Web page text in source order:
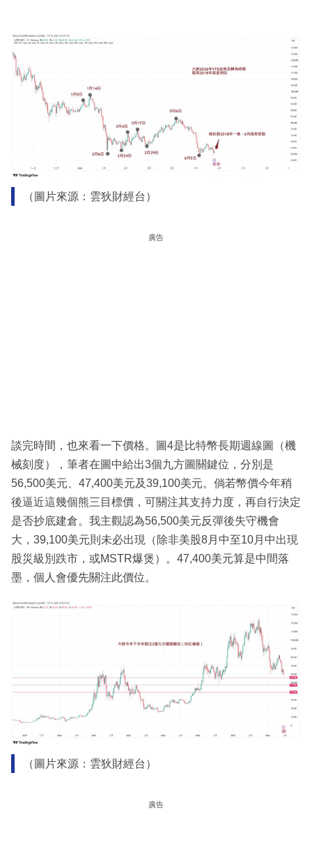
（圖片來源：雲狄財經台）
廣告
談完時間，也來看一下價格。圖4是比特幣長期週線圖（機
械刻度），筆者在圖中給出3個九方圖關鍵位，分別是
56,500美元、47,400美元及39,100美元。倘若幣價今年稍
後逼近這幾個熊三目標價，可關注其支持力度，再自行決定
是否抄底建倉。我主觀認為56,500美元反彈後失守機會
大，39,100美元則未必出現（除非美股8月中至10月中出現
股災級別跌市，或MSTR爆煲）。47,400美元算是中間落
墨，個人會優先關注此價位。
（圖片來源：雲狄財經台）
廣告